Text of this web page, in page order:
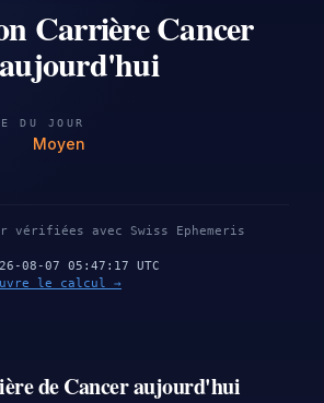
Carrière Cancer
aujourd'hui
DU JOUR
Moyen
vérifiées avec Swiss Ephemeris
08-07 05:47:17 UTC
le calcul →
de Cancer aujourd'hui